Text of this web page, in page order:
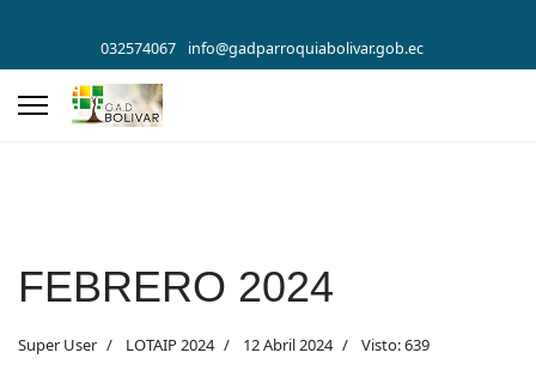
032574067 info@gadparroquiabolivar.gob.ec
FEBRERO 2024
Super User LOTAIP 2024 12 Abril 2024 Visto: 639